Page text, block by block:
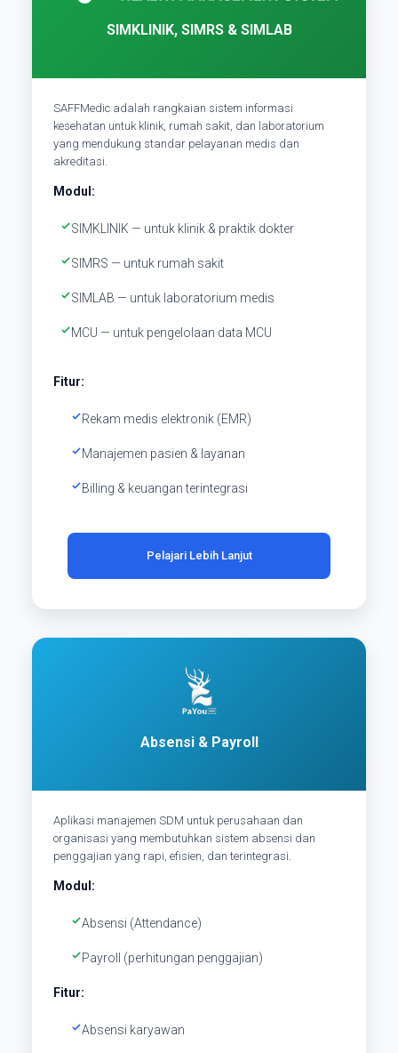
SIMKLINIK, SIMRS & SIMLAB
SAFFMedic adalah rangkaian sistem informasi
kesehatan untuk klinik, rumah sakit, dan laboratorium
yang mendukung standar pelayanan medis dan
akreditasi.
Modul:
SIMKLINIK — untuk klinik & praktik dokter
SIMRS — untuk rumah sakit
SIMLAB — untuk laboratorium medis
MCU — untuk pengelolaan data MCU
Fitur:
Rekam medis elektronik (EMR)
Manajemen pasien & layanan
Billing & keuangan terintegrasi
Pelajari Lebih Lanjut
Absensi & Payroll
Aplikasi manajemen SDM untuk perusahaan dan
organisasi yang membutuhkan sistem absensi dan
penggajian yang rapi, efisien, dan terintegrasi.
Modul:
Absensi (Attendance)
Payroll (perhitungan penggajian)
Fitur:
Absensi karyawan